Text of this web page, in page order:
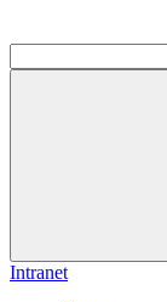
Intranet